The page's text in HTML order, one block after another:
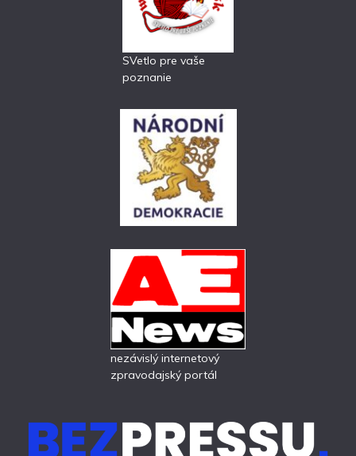
SVetlo pre vaše
poznanie
nezávislý internetový
zpravodajský portál